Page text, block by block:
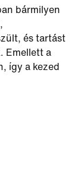
bármilyen
és tartást
Emellett a
így a kezed